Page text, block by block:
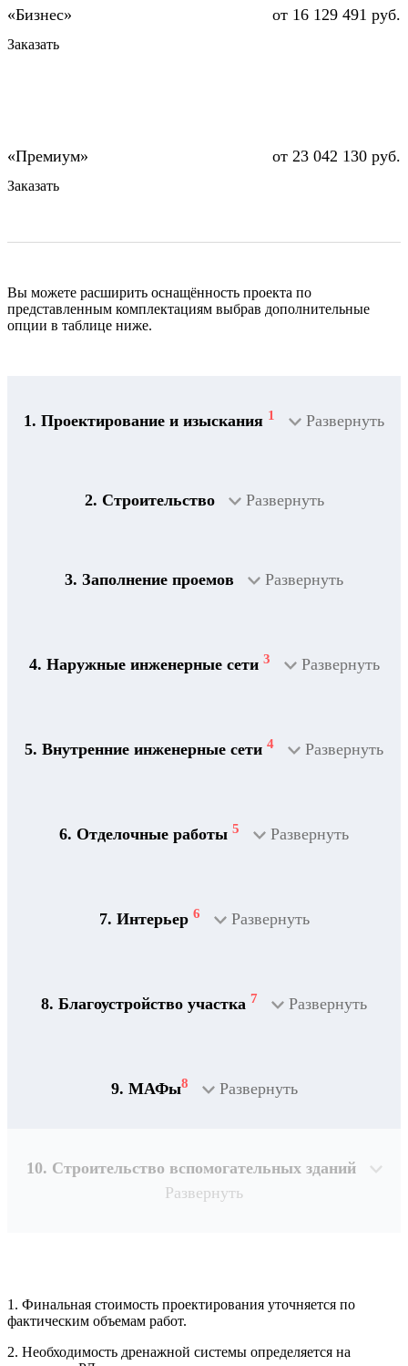
от 16 129 491 руб.
Заказать
от 23 042 130 руб.
Заказать
Вы можете расширить оснащённость проекта по
представленным комплектациям выбрав дополнительные
опции в таблице ниже.
1. Проектирование и изыскания 1 Развернуть
2. Строительство Развернуть
3. Заполнение проемов Развернуть
4. Наружные инженерные сети 3 Развернуть
5. Внутренние инженерные сети 4 Развернуть
6. Отделочные работы 5 Развернуть
7. Интерьер 6 Развернуть
8. Благоустройство участка 7 Развернуть
9. МАФы8 Развернуть
10. Строительство вспомогательных зданий
Развернуть
Рассчитывается индивидуально
Рассчитывается индивидуально
1. Финальная стоимость проектирования уточняется по
фактическим объемам работ.
2. Необходимость дренажной системы определяется на